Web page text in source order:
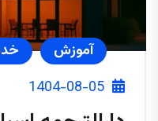
آموزش
1404-08-05